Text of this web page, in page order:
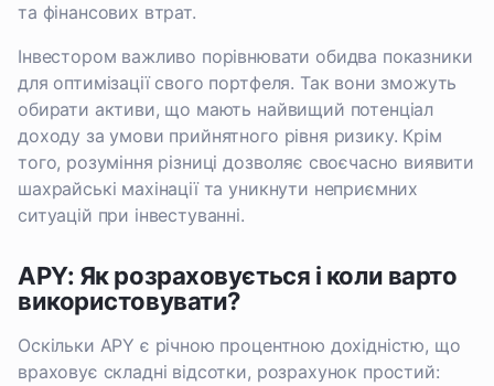
та фінансових втрат.
Інвестором важливо порівнювати обидва показники
для оптимізації свого портфеля. Так вони зможуть
обирати активи, що мають найвищий потенціал
доходу за умови прийнятного рівня ризику. Крім
того, розуміння різниці дозволяє своєчасно виявити
шахрайські махінації та уникнути неприємних
ситуацій при інвестуванні.
APY: Як розраховується і коли варто
використовувати?
Оскільки APY є річною процентною дохідністю, що
враховує складні відсотки, розрахунок простий: